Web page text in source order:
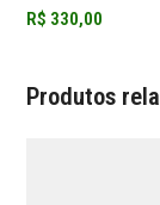
R$ 330,00
Produtos